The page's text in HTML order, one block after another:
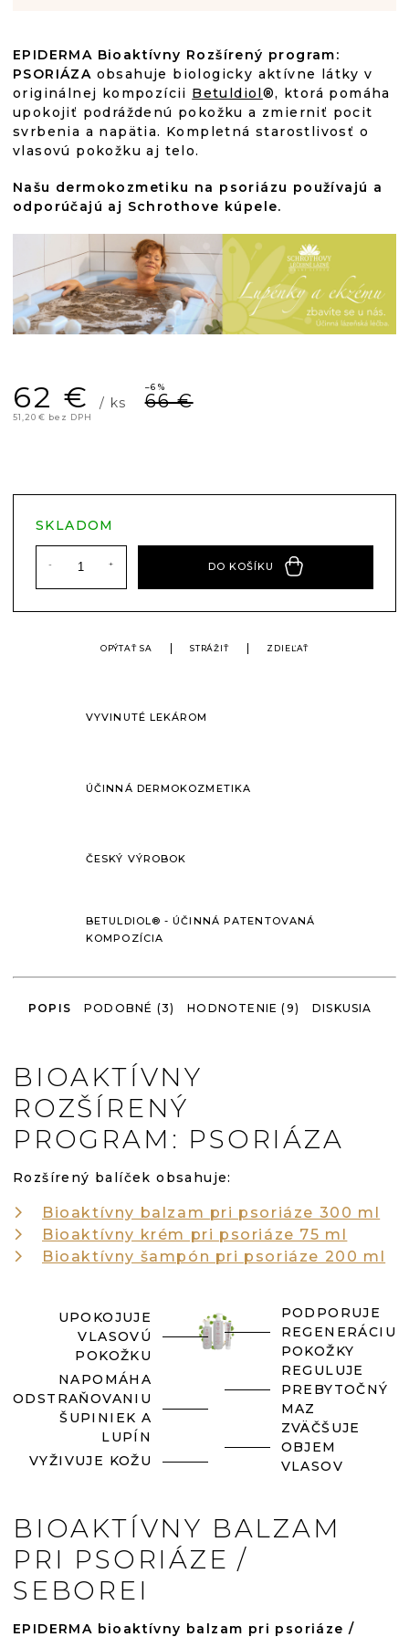
66 €
–6 %
62 € / ks
51,20 € bez DPH
EPIDERMA Bioaktívny Rozšírený program:
PSORIÁZA obsahuje biologicky aktívne látky v
originálnej kompozícii Betuldiol®, ktorá pomáha
upokojiť podráždenú pokožku a zmierniť pocit
svrbenia a napätia. Kompletná starostlivosť o
vlasovú pokožku aj telo.
Našu dermokozmetiku na psoriázu používajú a
odporúčajú aj Schrothove kúpele.
OPÝTAŤ SA STRÁŽIŤ ZDIEĽAŤ
SKLADOM
DO KOŠÍKU
VYVINUTÉ LEKÁROM
ÚČINNÁ DERMOKOZMETIKA
ČESKÝ VÝROBOK
BETULDIOL® - ÚČINNÁ PATENTOVANÁ
KOMPOZÍCIA
POPIS PODOBNÉ (3) HODNOTENIE (9) DISKUSIA
BIOAKTÍVNY
ROZŠÍRENÝ
PROGRAM: PSORIÁZA
Rozšírený balíček obsahuje:
Bioaktívny balzam pri psoriáze 300 ml
Bioaktívny krém pri psoriáze 75 ml
Bioaktívny šampón pri psoriáze 200 ml
UPOKOJUJE
VLASOVÚ
POKOŽKU
NAPOMÁHA
ODSTRAŇOVANIU
ŠUPINIEK A
LUPÍN
VYŽIVUJE KOŽU
PODPORUJE
REGENERÁCIU
POKOŽKY
REGULUJE
PREBYTOČNÝ
MAZ
ZVÄČŠUJE
OBJEM
VLASOV
BIOAKTÍVNY BALZAM
PRI PSORIÁZE /
SEBOREI
EPIDERMA bioaktívny balzam pri psoriáze /